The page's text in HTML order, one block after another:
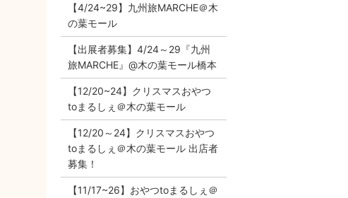
【4/24~29】九州旅MARCHE＠木
の葉モール
【出展者募集】4/24～29『九州
旅MARCHE』@木の葉モール橋本
【12/20~24】クリスマスおやつ
toまるしぇ＠木の葉モール
【12/20～24】クリスマスおやつ
toまるしぇ＠木の葉モール 出店者
募集！
【11/17~26】おやつtoまるしぇ＠